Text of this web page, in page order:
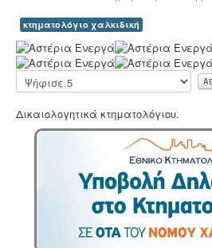
Ανελκυστήρες προσώπων - .Η
επιτρέπεται μετά από
ανελκυστήρα, συντήρησης,
βεβαίωσης καταχώρησης στην
κτηματολόγιο χαλκιδική
Α
ξ
ι
ο
ό
Παρακαλώ
αξιολογήστε
Δικαιολογητικά κτηματολόγιου.